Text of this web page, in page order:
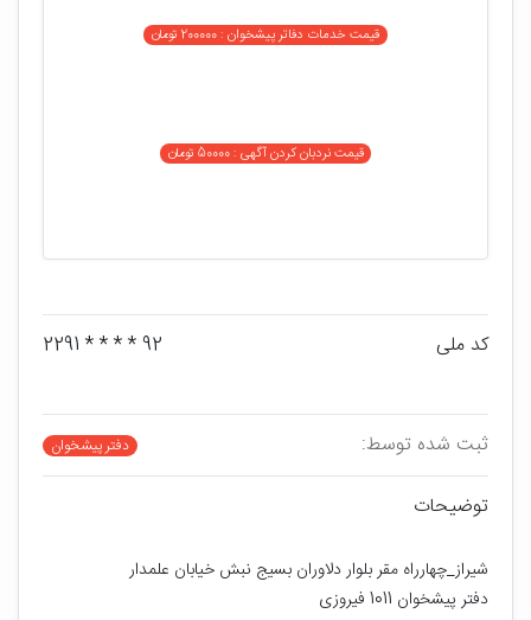
قیمت خدمات دفاتر پیشخوان : 200000 تومان
قیمت نردبان کردن آگهی : 50000 تومان
کد ملی 92 * * * * 2291
ثبت شده توسط: دفتر پیشخوان
توضیحات
دفتر پیشخوان 1011 فیروزی